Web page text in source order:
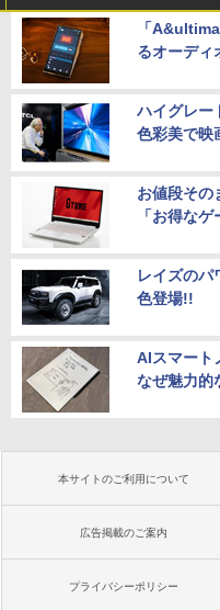
「
るオーディ
ハイグレー
色彩美で映
お値段その
「お得な
レイズのパ
色登場!!
AIスマート
なぜ魅力的
本サイトのご利用について
広告掲載のご案内
プライバシーポリシー